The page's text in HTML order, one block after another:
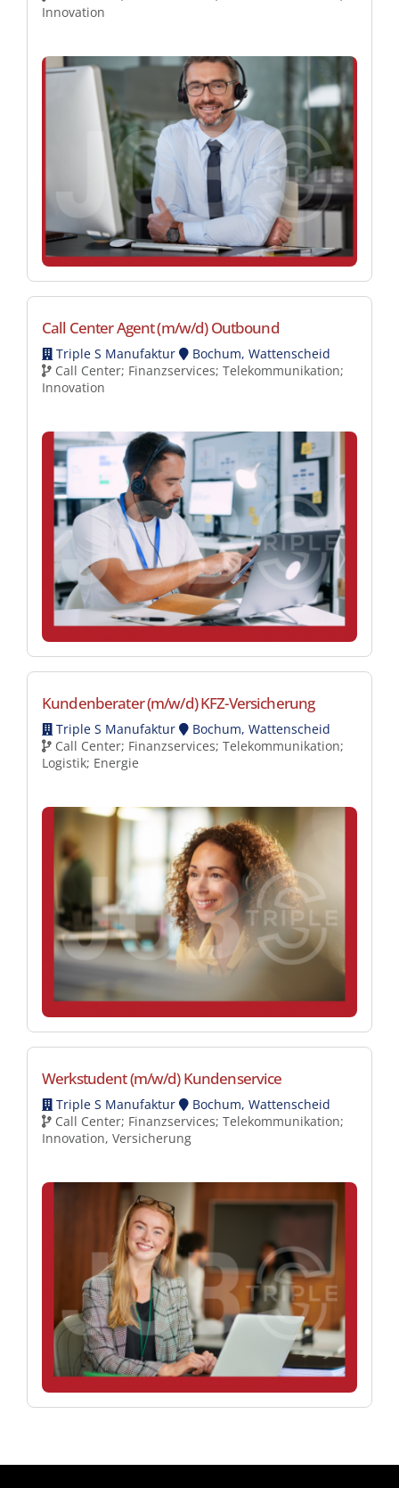
Innovation
Call Center Agent (m/w/d) Outbound
Triple S Manufaktur
Bochum, Wattenscheid
Call Center; Finanzservices; Telekommunikation;
Innovation
Kundenberater (m/w/d) KFZ-Versicherung
Triple S Manufaktur
Bochum, Wattenscheid
Call Center; Finanzservices; Telekommunikation;
Logistik; Energie
Werkstudent (m/w/d) Kundenservice
Triple S Manufaktur
Bochum, Wattenscheid
Call Center; Finanzservices; Telekommunikation;
Innovation, Versicherung